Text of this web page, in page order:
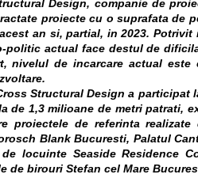
Design, companie de
proiecte cu o suprafata de
an si, partial, in 2023. Potrivit
politic actual face destul de
nivelul de incarcare actual
Structural Design a participat
de 1,3 milioane de metri patrati,
proiectele de referinta
Blank Bucuresti, Palatul
locuinte Seaside Residence
de birouri Stefan cel Mare